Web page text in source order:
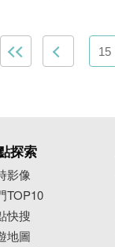
15
探索
影像
TOP10
快搜
地圖